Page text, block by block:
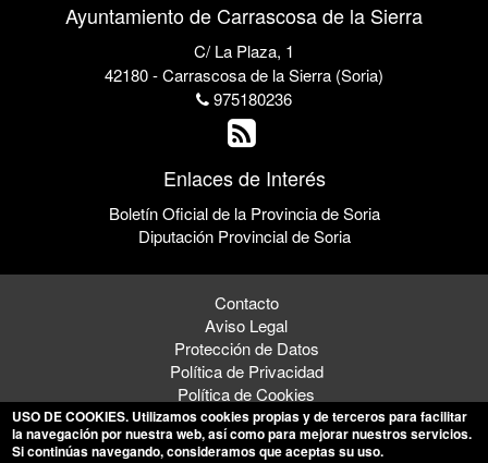
Ayuntamiento de Carrascosa de la Sierra
C/ La Plaza, 1
42180 - Carrascosa de la Sierra (Soria)
975180236
Enlaces de Interés
Boletín Oficial de la Provincia de Soria
Diputación Provincial de Soria
Contacto
Aviso Legal
Protección de Datos
Política de Privacidad
Política de Cookies
USO DE COOKIES. Utilizamos cookies propias y de terceros para facilitar
la navegación por nuestra web, así como para mejorar nuestros servicios.
Si continúas navegando, consideramos que aceptas su uso.